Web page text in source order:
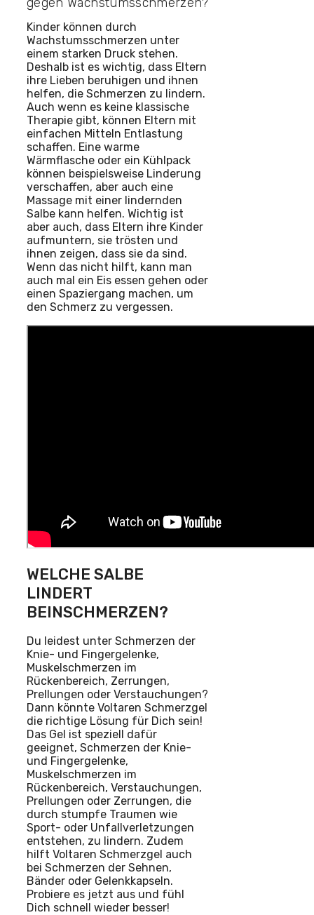
Kinder können durch
Wachstumsschmerzen unter
einem starken Druck stehen.
Deshalb ist es wichtig, dass Eltern
ihre Lieben beruhigen und ihnen
helfen, die Schmerzen zu lindern.
Auch wenn es keine klassische
Therapie gibt, können Eltern mit
einfachen Mitteln Entlastung
schaffen. Eine warme
Wärmflasche oder ein Kühlpack
können beispielsweise Linderung
verschaffen, aber auch eine
Massage mit einer lindernden
Salbe kann helfen. Wichtig ist
aber auch, dass Eltern ihre Kinder
aufmuntern, sie trösten und
ihnen zeigen, dass sie da sind.
Wenn das nicht hilft, kann man
auch mal ein Eis essen gehen oder
einen Spaziergang machen, um
den Schmerz zu vergessen.
WELCHE SALBE
LINDERT
BEINSCHMERZEN?
Du leidest unter Schmerzen der
Knie- und Fingergelenke,
Muskelschmerzen im
Rückenbereich, Zerrungen,
Prellungen oder Verstauchungen?
Dann könnte Voltaren Schmerzgel
die richtige Lösung für Dich sein!
Das Gel ist speziell dafür
geeignet, Schmerzen der Knie-
und Fingergelenke,
Muskelschmerzen im
Rückenbereich, Verstauchungen,
Prellungen oder Zerrungen, die
durch stumpfe Traumen wie
Sport- oder Unfallverletzungen
entstehen, zu lindern. Zudem
hilft Voltaren Schmerzgel auch
bei Schmerzen der Sehnen,
Bänder oder Gelenkkapseln.
Probiere es jetzt aus und fühl
Dich schnell wieder besser!